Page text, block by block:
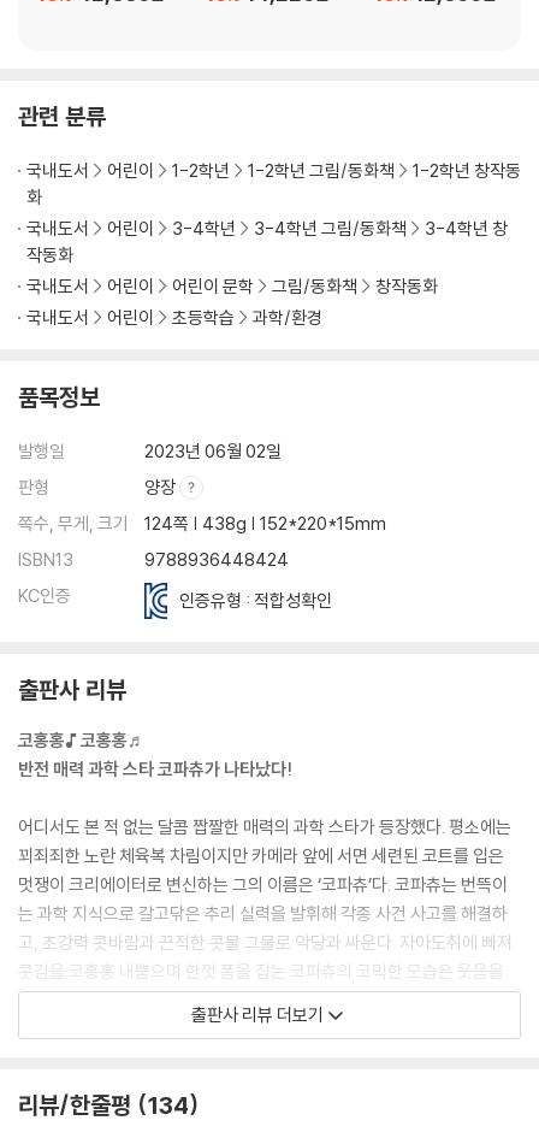
관련 분류
국내도서 어린이 1-2학년 1-2학년 그림/동화책
1-2학년 창작동
화
국내도서
어린이 3-4학년 3-4학년 그림/동화책
3-4학년 창
작동화
국내도서
어린이 어린이 문학 그림/동화책
창작동화
국내도서
어린이 초등학습 과학/환경
품목정보
발행일
2023년 06월 02일
판형
양장
쪽수, 무게, 크기
124쪽 | 438g | 152*220*15mm
ISBN13
9788936448424
KC인증
인증유형 : 적합성확인
출판사 리뷰
코홍홍♪ 코홍홍♬
반전 매력 과학 스타 코파츄가 나타났다!
어디서도 본 적 없는 달콤 짭짤한 매력의 과학 스타가 등장했다. 평소에는
꾀죄죄한 노란 체육복 차림이지만 카메라 앞에 서면 세련된 코트를 입은
멋쟁이 크리에이터로 변신하는 그의 이름은 ‘코파츄’다. 코파츄는 번뜩이
는 과학 지식으로 갈고닦은 추리 실력을 발휘해 각종 사건 사고를 해결하
고, 초강력 콧바람과 끈적한 콧물 그물로 악당과 싸운다. 자아도취에 빠져
콧김을 코홍홍 내뿜으며 한껏 폼을 잡는 코파츄의 코믹한 모습은 웃음을
절로 자아낸다. 코파츄와 함께 구독자 100만 채널 ‘코파츄의 달콤 짭짤한
과학’을 운영하는 피디 ‘버니’는 로켓처럼 손이 빠르고, 센스가 뛰어난 연출
들은 새로운 과학동화 시리즈의 시작을 알리며 강렬하게 등장한 코파츄와
출판사 리뷰 더보기
리뷰/한줄평 134